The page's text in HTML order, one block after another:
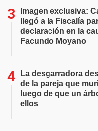
Imagen exclusiva:
llegó a la Fiscalía
declaración en la
Facundo Moyano
La desgarradora
de la pareja que
luego de que un
ellos